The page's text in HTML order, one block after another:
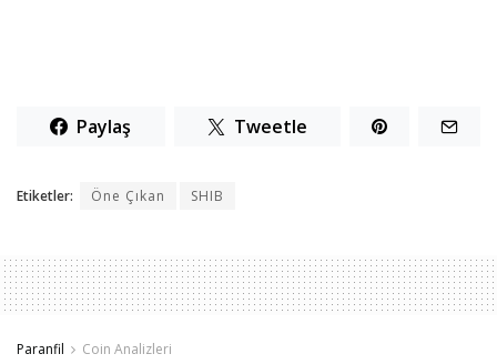
Paylaş Tweetle
Etiketler: Öne Çıkan SHIB
Paranfil Coin Analizleri